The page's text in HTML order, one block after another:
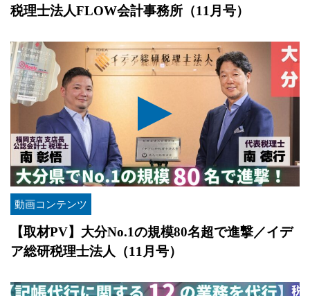
税理士法人FLOW会計事務所（11月号）
動画コンテンツ
【取材PV】大分No.1の規模80名超で進撃／イデ
ア総研税理士法人（11月号）